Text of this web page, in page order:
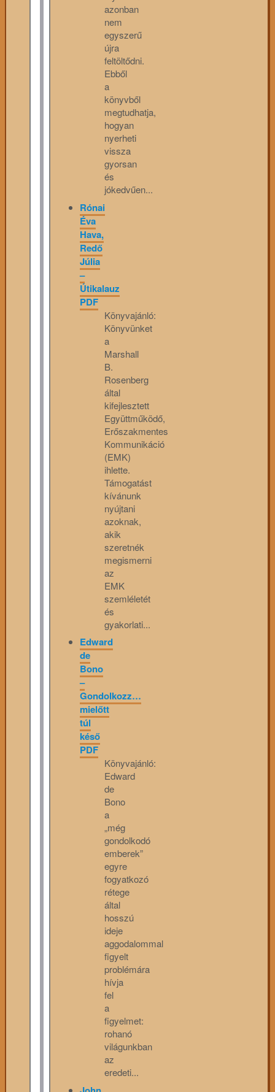
azonban
nem
egyszerű
újra
feltöltődni.
Ebből
a
könyvből
megtudhatja,
hogyan
nyerheti
vissza
gyorsan
és
jókedvűen...
Rónai
Éva
Hava,
Redő
Júlia
–
Útikalauz
PDF
Könyvajánló:
Könyvünket
a
Marshall
B.
Rosenberg
által
kifejlesztett
Együttműködő,
Erőszakmentes
Kommunikáció
(EMK)
ihlette.
Támogatást
kívánunk
nyújtani
azoknak,
akik
szeretnék
megismerni
az
EMK
szemléletét
és
gyakorlati...
Edward
de
Bono
–
Gondolkozz…
mielőtt
túl
késő
PDF
Könyvajánló:
Edward
de
Bono
a
„még
gondolkodó
emberek”
egyre
fogyatkozó
rétege
által
hosszú
ideje
aggodalommal
figyelt
problémára
hívja
fel
a
figyelmet:
rohanó
világunkban
az
eredeti...